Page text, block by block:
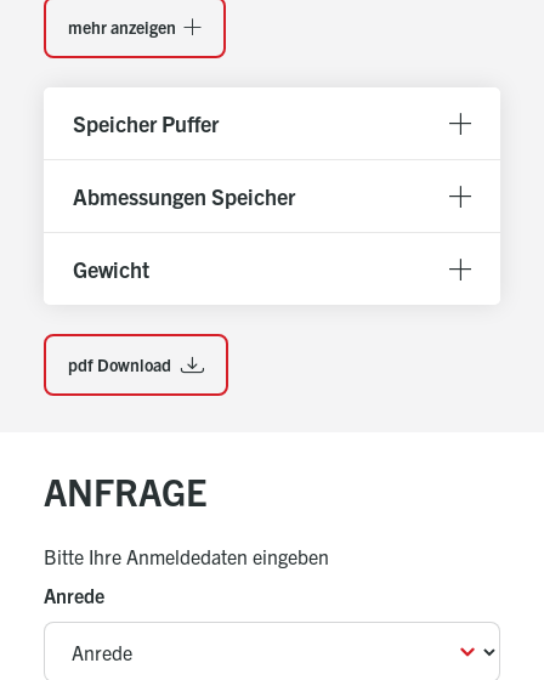
mehr anzeigen
Speicher Puffer
Abmessungen Speicher
Gewicht
pdf Download
ANFRAGE
Bitte Ihre Anmeldedaten eingeben
Anrede